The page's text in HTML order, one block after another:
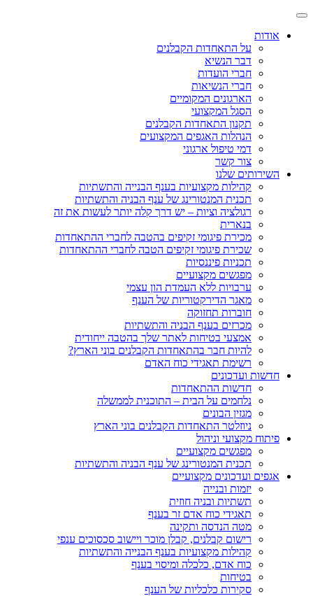
אודות
על התאחדות הקבלנים
דבר הנשיא
חברי הועדות
חברי הנשיאות
הארגונים המקומיים
הסגל המקצועי
תקנון התאחדות הקבלנים
הנהלות האגפים המקצועים
דמי טיפול ארגוני
צור קשר
השירותים שלנו
קהילות מקצועיות בענף הבנייה והתשתיות
תכנית המנטורינג של ענף הבניה והתשתיות
רגולציה וציות – יש דרך קלה יותר לעשות את זה
בנארית
מכירת פיגומי זקיפים בהטבה לחברי ההתאחדות
שכירת פיגומי זקיפים הטבה לחברי ההתאחדות
תכניות פיננסיות
מפגשים מקצועיים
ערבויות ללא העמדת הון עצמי
מאגר הדירקטוריות של הענף
חוברות תחזוקה
מכרזים בענף הבניה והתשתיות
אמצעי בטיחות לאתר שלך בהטבה ייחודית
להיות חבר בהתאחדות הקבלנים בוני הארץ?
רשימת תאגידי כוח האדם
חדשות ועדכונים
חדשות ההתאחדות
נלחמים על הבית – התוכנית לממשלה
מגזין הבונים
ניוזלטר התאחדות הקבלנים בוני הארץ
פיתוח מקצועי וניהול
מפגשים מקצועיים
תכנית המנטורינג של ענף הבניה והתשתיות
אגפים ועדכונים מקצועיים
יזמות ובנייה
תשתיות ובניה חוזית
תאגידי כוח אדם זר בענף
מטה הנדסה ותקינה
רישום קבלנים, קבלן מוכר ויישוב סכסוכים ענפי
קהילות מקצועיות בענף הבנייה והתשתיות
כוח אדם, כלכלה ומיסוי בענף
בטיחות
סקירות כלכליות של הענף